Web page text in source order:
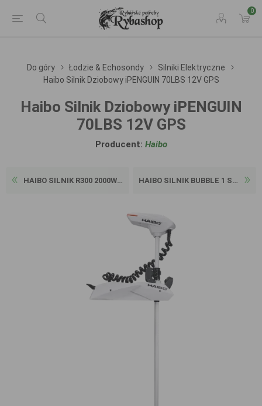
0
Do góry Łodzie & Echosondy
Silniki Elektryczne
Haibo Silnik Dziobowy iPENGUIN 70LBS 12V GPS
Haibo Silnik Dziobowy iPENGUIN
70LBS 12V GPS
Producent: Haibo
HAIBO SILNIK R300 2000W 48V... HAIBO SILNIK BUBBLE 1 SUP/K...